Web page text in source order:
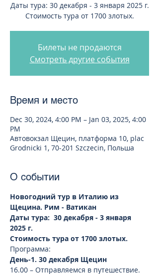
Даты тура: 30 декабря - 3 января 2025 г.
Стоимость тура от 1700 злотых.
Билеты не продаются
Смотреть другие события
Время и место
Dec 30, 2024, 4:00 PM – Jan 03, 2025, 4:00
PM
Автовокзал Щецин, платформа 10, plac
Grodnicki 1, 70-201 Szczecin, Польша
О событии
Новогодний тур в Италию из
Щецина. Рим - Ватикан
Даты тура:  30 декабря - 3 января
2025 г.
Стоимость тура от 1700 злотых.
Программа:
День-1. 30 декабря Щецин